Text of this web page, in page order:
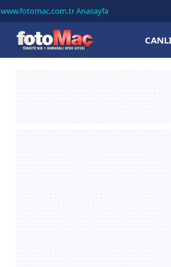
www.fotomac.com.tr Anasayfa